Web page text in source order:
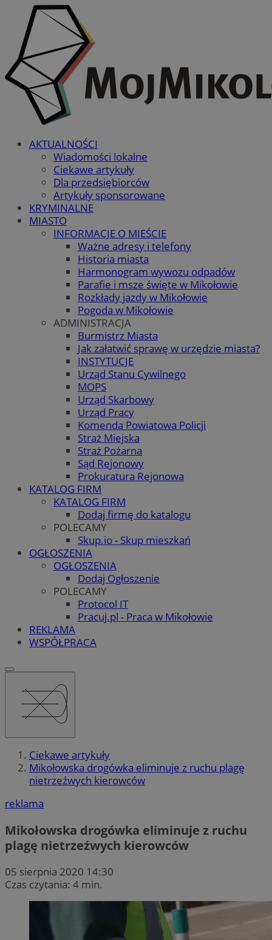
AKTUALNOŚCI
Wiadomości lokalne
Ciekawe artykuły
Dla przedsiębiorców
Artykuły sponsorowane
KRYMINALNE
MIASTO
INFORMACJE O MIEŚCIE
Ważne adresy i telefony
Historia miasta
Harmonogram wywozu odpadów
Parafie i msze święte w Mikołowie
Rozkłady jazdy w Mikołowie
Pogoda w Mikołowie
ADMINISTRACJA
Burmistrz Miasta
Jak załatwić sprawę w urzędzie miasta?
INSTYTUCJE
Urząd Stanu Cywilnego
MOPS
Urząd Skarbowy
Urząd Pracy
Komenda Powiatowa Policji
Straż Miejska
Straż Pożarna
Sąd Rejonowy
Prokuratura Rejonowa
KATALOG FIRM
KATALOG FIRM
Dodaj firmę do katalogu
POLECAMY
Skup.io - Skup mieszkań
OGŁOSZENIA
OGŁOSZENIA
Dodaj Ogłoszenie
POLECAMY
Protocol IT
Pracuj.pl - Praca w Mikołowie
REKLAMA
WSPÓŁPRACA
Ciekawe artykuły
Mikołowska drogówka eliminuje z ruchu plagę
nietrzeźwych kierowców
reklama
Mikołowska drogówka eliminuje z ruchu
plagę nietrzeźwych kierowców
05 sierpnia 2020 14:30
Czas czytania: 4 min.